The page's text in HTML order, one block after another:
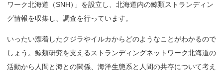
ワーク北海道（SNH） 」を設立し、北海道内の鯨類ストランディン
グ情報を収集し、調査を行っています。
いったい漂着したクジラやイルカからどのようなことがわかるので
しょう。鯨類研究を支えるストランディングネットワーク北海道の
活動から人間と海との関係、海洋生態系と人間の共存について考え